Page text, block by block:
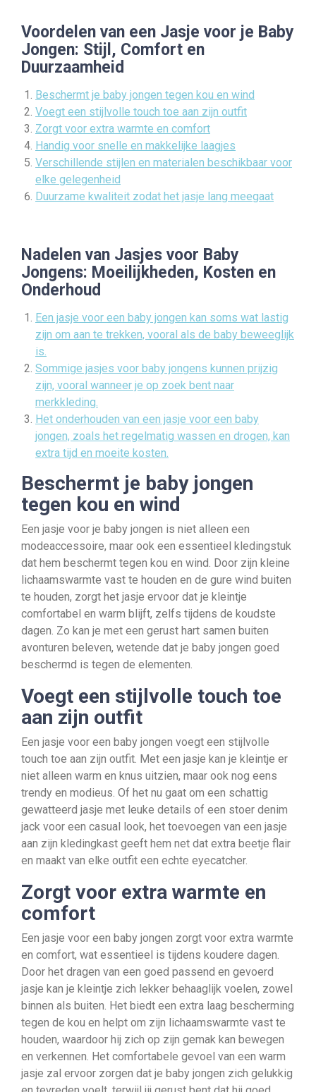
Voordelen van een Jasje voor je Baby
Jongen: Stijl, Comfort en
Duurzaamheid
Beschermt je baby jongen tegen kou en wind
Voegt een stijlvolle touch toe aan zijn outfit
Zorgt voor extra warmte en comfort
Handig voor snelle en makkelijke laagjes
Verschillende stijlen en materialen beschikbaar voor
elke gelegenheid
Duurzame kwaliteit zodat het jasje lang meegaat
Nadelen van Jasjes voor Baby
Jongens: Moeilijkheden, Kosten en
Onderhoud
Een jasje voor een baby jongen kan soms wat lastig
zijn om aan te trekken, vooral als de baby beweeglijk
is.
Sommige jasjes voor baby jongens kunnen prijzig
zijn, vooral wanneer je op zoek bent naar
merkkleding.
Het onderhouden van een jasje voor een baby
jongen, zoals het regelmatig wassen en drogen, kan
extra tijd en moeite kosten.
Beschermt je baby jongen
tegen kou en wind
Een jasje voor je baby jongen is niet alleen een
modeaccessoire, maar ook een essentieel kledingstuk
dat hem beschermt tegen kou en wind. Door zijn kleine
lichaamswarmte vast te houden en de gure wind buiten
te houden, zorgt het jasje ervoor dat je kleintje
comfortabel en warm blijft, zelfs tijdens de koudste
dagen. Zo kan je met een gerust hart samen buiten
avonturen beleven, wetende dat je baby jongen goed
beschermd is tegen de elementen.
Voegt een stijlvolle touch toe
aan zijn outfit
Een jasje voor een baby jongen voegt een stijlvolle
touch toe aan zijn outfit. Met een jasje kan je kleintje er
niet alleen warm en knus uitzien, maar ook nog eens
trendy en modieus. Of het nu gaat om een schattig
gewatteerd jasje met leuke details of een stoer denim
jack voor een casual look, het toevoegen van een jasje
aan zijn kledingkast geeft hem net dat extra beetje flair
en maakt van elke outfit een echte eyecatcher.
Zorgt voor extra warmte en
comfort
Een jasje voor een baby jongen zorgt voor extra warmte
en comfort, wat essentieel is tijdens koudere dagen.
Door het dragen van een goed passend en gevoerd
jasje kan je kleintje zich lekker behaaglijk voelen, zowel
binnen als buiten. Het biedt een extra laag bescherming
tegen de kou en helpt om zijn lichaamswarmte vast te
houden, waardoor hij zich op zijn gemak kan bewegen
en verkennen. Het comfortabele gevoel van een warm
jasje zal ervoor zorgen dat je baby jongen zich gelukkig